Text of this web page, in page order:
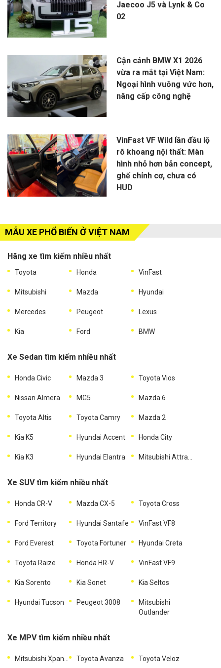
Jaecoo J5 và Lynk & Co
02
Cận cảnh BMW X1 2026
vừa ra mắt tại Việt Nam:
Ngoại hình vuông vức hơn,
nâng cấp công nghệ
VinFast VF Wild lần đầu lộ
rõ khoang nội thất: Màn
hình nhỏ hơn bản concept,
ghế chỉnh cơ, chưa có
HUD
MẪU XE PHỔ BIẾN Ở VIỆT NAM
Hãng xe tìm kiếm nhiều nhất
Toyota Honda VinFast
Mitsubishi Mazda Hyundai
Mercedes Peugeot Lexus
Kia Ford BMW
Xe Sedan tìm kiếm nhiều nhất
Honda Civic Mazda 3 Toyota Vios
Nissan Almera MG5 Mazda 6
Toyota Altis Toyota Camry Mazda 2
Kia K5 Hyundai Accent Honda City
Kia K3 Hyundai Elantra Mitsubishi Attrage
Xe SUV tìm kiếm nhiều nhất
Honda CR-V Mazda CX-5 Toyota Cross
Ford Territory Hyundai Santafe VinFast VF8
Ford Everest Toyota Fortuner Hyundai Creta
Toyota Raize Honda HR-V VinFast VF9
Kia Sorento Kia Sonet Kia Seltos
Hyundai Tucson Peugeot 3008
Mitsubishi
Outlander
Xe MPV tìm kiếm nhiều nhất
Mitsubishi Xpander Toyota Avanza Toyota Veloz